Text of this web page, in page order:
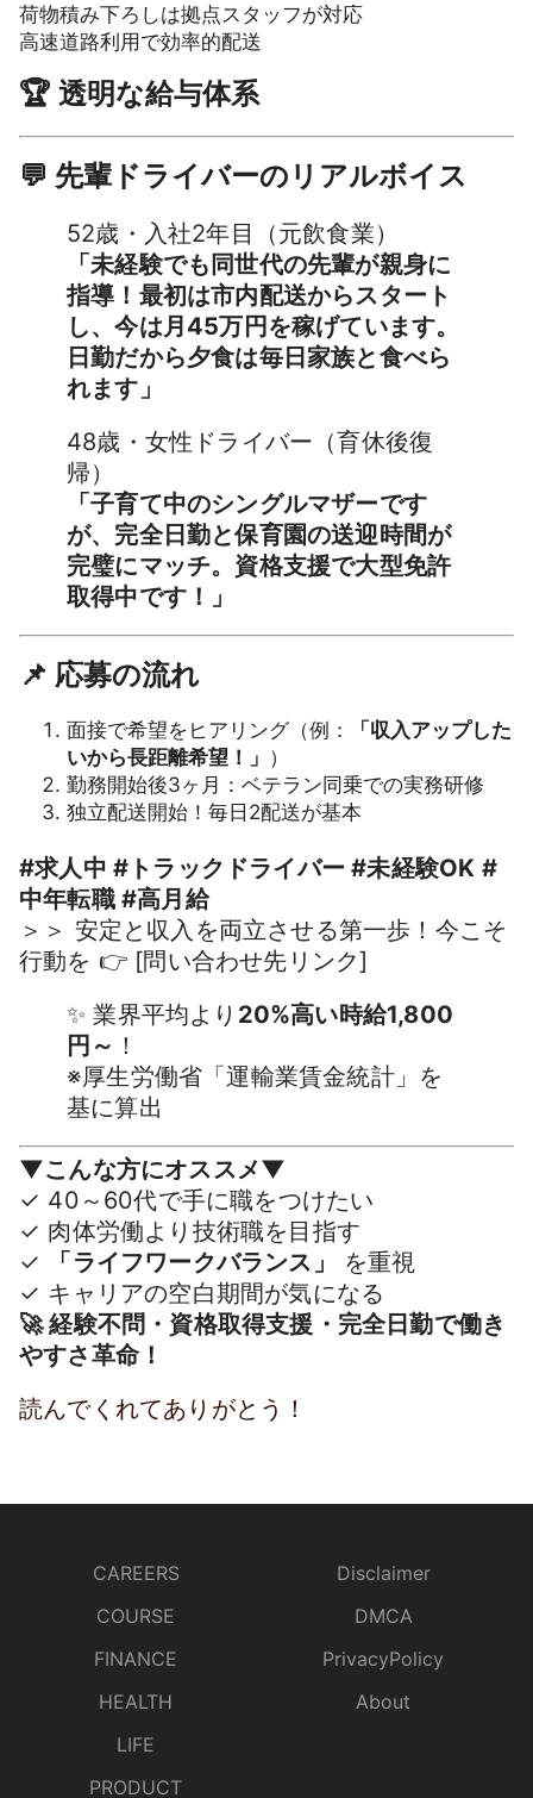
荷物積み下ろしは拠点スタッフが対応
高速道路利用で効率的配送
🏆 透明な給与体系
💬 先輩ドライバーのリアルボイス
52歳・入社2年目（元飲食業）
「未経験でも同世代の先輩が親身に
指導！最初は市内配送からスタート
し、今は月45万円を稼げています。
日勤だから夕食は毎日家族と食べら
れます」
48歳・女性ドライバー（育休後復
帰）
「子育て中のシングルマザーです
が、完全日勤と保育園の送迎時間が
完璧にマッチ。資格支援で大型免許
取得中です！」
📌 応募の流れ
面接で希望をヒアリング（例：
「収入アップした
いから長距離希望！」 ）
勤務開始後3ヶ月：ベテラン同乗での実務研修
独立配送開始！毎日2配送が基本
#求人中 #トラックドライバー #未経験OK #
中年転職 #高月給
＞＞ 安定と収入を両立させる第一歩！今こそ
行動を 👉 [問い合わせ先リンク]
✨ 業界平均より 20%高い時給1,800
円～ ！
※厚生労働省「運輸業賃金統計」を
基に算出
▼こんな方にオススメ▼
✓ 40～60代で手に職をつけたい
✓ 肉体労働より技術職を目指す
✓
「ライフワークバランス」
を重視
✓ キャリアの空白期間が気になる
🚀 経験不問・資格取得支援・完全日勤で働き
やすさ革命！
読んでくれてありがとう！
CAREERS
COURSE
FINANCE
HEALTH
LIFE
PRODUCT
Disclaimer
DMCA
PrivacyPolicy
About